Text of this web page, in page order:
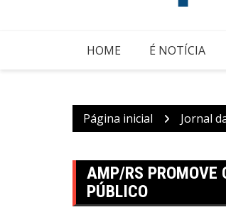
HOME É NOTÍCIA
Página inicial Jornal
AMP/RS PROMOVE
PÚBLICO